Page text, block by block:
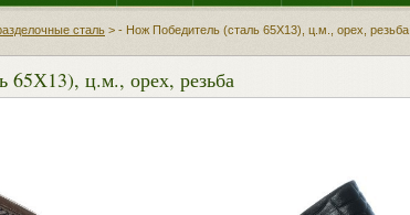
сталь > - Нож Победитель (сталь 65Х13), ц.м., орех, резьба
65Х13), ц.м., орех, резьба